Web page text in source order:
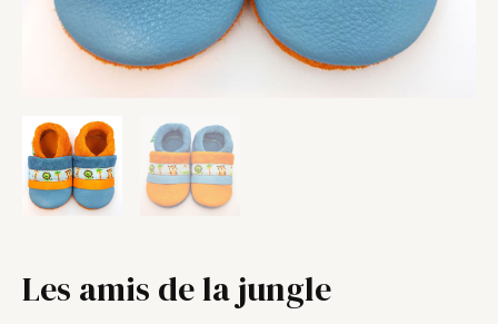
Les amis de la jungle